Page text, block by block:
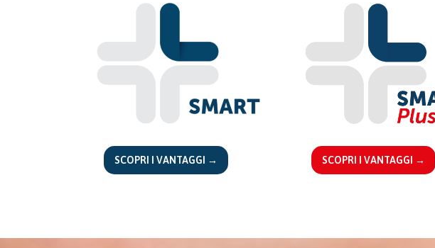
SCOPRI I VANTAGGI → SCOPRI I VANTAGGI →